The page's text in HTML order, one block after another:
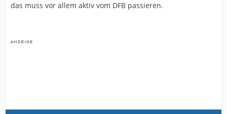
das muss vor allem aktiv vom DFB passieren.